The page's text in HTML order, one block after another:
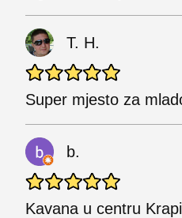
T. H.
Super mjesto za
b.
Kavana u centru